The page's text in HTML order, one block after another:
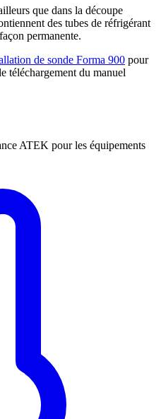
que dans la découpe
des tubes de réfrigérant
permanente.
de sonde Forma 900 pour
téléchargement du manuel
ATEK pour les équipements